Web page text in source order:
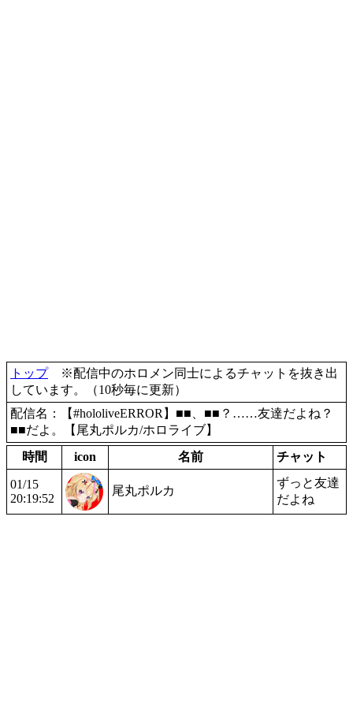
トップ※配信中のホロメン同士によるチャットを抜き出
しています。（10秒毎に更新）
配信名：【#hololiveERROR】■■、■■？……友達だよね？
■■だよ。【尾丸ポルカ/ホロライブ】
時間
icon 名前 チャット
01/15
20:19:52
尾丸ポルカ
ずっと友達
だよね